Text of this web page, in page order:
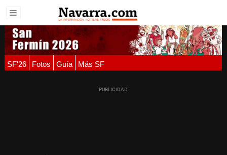
SF'26 Fotos Guía Más SF